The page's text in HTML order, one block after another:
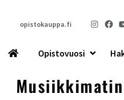
opistokauppa.fi
Opistovuosi